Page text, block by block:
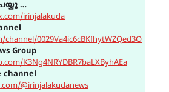
…
irinjalakuda
0029Va4ic6cBKfhytWZQed3O
Group
K3Ng4NRYDBR7baLXByhAEa
channel
@irinjalakudanews